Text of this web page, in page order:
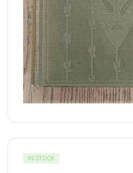
IN STOCK